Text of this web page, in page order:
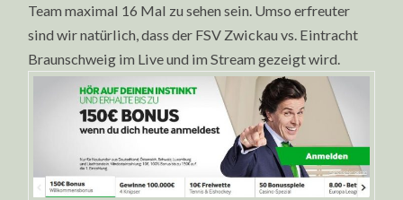
Team maximal 16 Mal zu sehen sein. Umso erfreuter
sind wir natürlich, dass der FSV Zwickau vs. Eintracht
Braunschweig im Live und im Stream gezeigt wird.